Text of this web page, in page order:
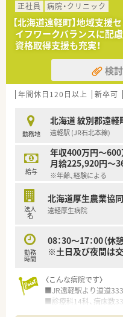
正社員
病院・クリニック
【北海道遠軽町】地域支
イフワークバランスに配
資格取得支援も充実！
検
年間休日120日以上 新卒可
勤務地
北海道 紋別郡遠軽
遠軽駅 (JR石北本線)
給与
年収400万円～600
月給225,920円～
※年齢、経験による
法人
名
北海道厚生農業協
遠軽厚生病院
勤務
時間
08：30～17：00（休
※土日及び夜間は
〈こんな病院です〉
■JR遠軽駅より道道
■診療科14科、病床数